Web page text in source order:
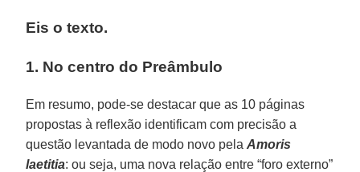
Eis o texto.
1. No centro do Preâmbulo
Em resumo, pode-se destacar que as 10 páginas
propostas à reflexão identificam com precisão a
questão levantada de modo novo pelaAmoris
laetitia: ou seja, uma nova relação entre “foro externo”